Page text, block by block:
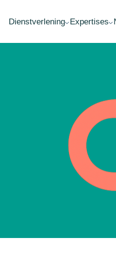
Dienstverlening Expertises
Estate